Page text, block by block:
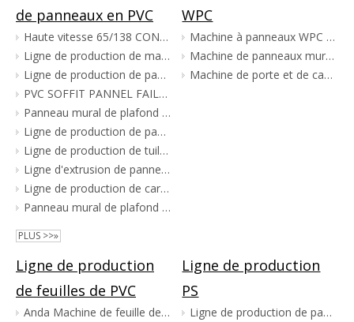
de panneaux en PVC
Haute vitesse 65/138 CONICAL TWIN VIS PVC PLAND PANNE MALON MAISON FABRICANT MACHINE DE MACHINE
Ligne de production de machines pour panneaux de parement en PVC
Ligne de production de panneaux muraux en PVC WPC pour le marché indien du Pakistan
PVC SOFFIT PANNEL FAILLEMENT LIGNE D'INTUSTION DE MACHINE
Panneau mural de plafond en PVC faisant la ligne d'extrusion de machine
Ligne de production de panneaux muraux en PVC 65/132 à grande vitesse
Ligne de production de tuiles de toiture en PVC composite ASA
Ligne d'extrusion de panneaux de plafond mural en PVC
Ligne de production de carreaux de panneau de plafond UPVC 600
Panneau mural de plafond en PVC complet faisant la ligne de production de machines
PLUS >>»
WPC
Machine à panneaux WPC et à panneaux de mousse
Machine de panneaux muraux WPC
Machine de porte et de cadre WPC
Ligne de production
de feuilles de PVC
Anda Machine de feuille de marbre artificielle PVC
Ligne de production
PS
Ligne de production de panneaux muraux PS Ligne de production de plaques de grille PS Ligne de production de persiennes PS